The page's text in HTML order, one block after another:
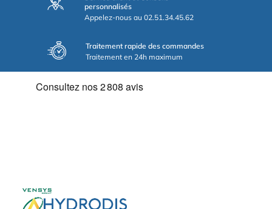
personnalisés
Appelez-nous au 02.51.34.45.62
Traitement rapide des commandes
Traitement en 24h maximum